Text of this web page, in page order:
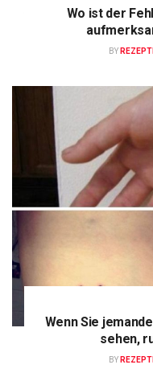
Wo ist der
BY
Wenn Sie
sehen,
BY